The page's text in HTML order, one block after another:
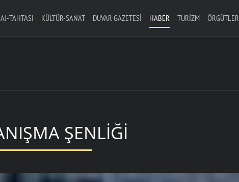
TAHTASI KÜLTÜR-SANAT DUVAR GAZETESI HABER TURIZM ÖRGÜTLER
ŞENLIĞI